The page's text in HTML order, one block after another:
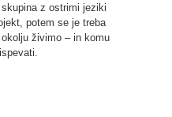
z ostrimi jeziki
potem se je treba
živimo – in komu